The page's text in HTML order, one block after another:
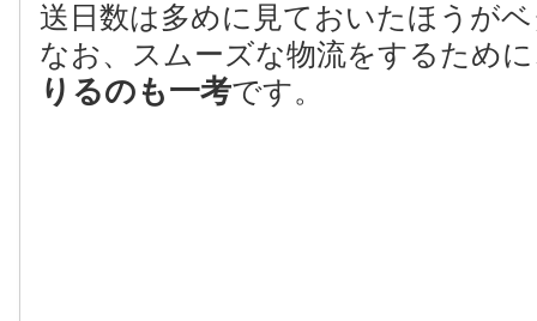
送日数は多めに見ておいたほうが
なお、スムーズな物流をするため
りるのも一考です。